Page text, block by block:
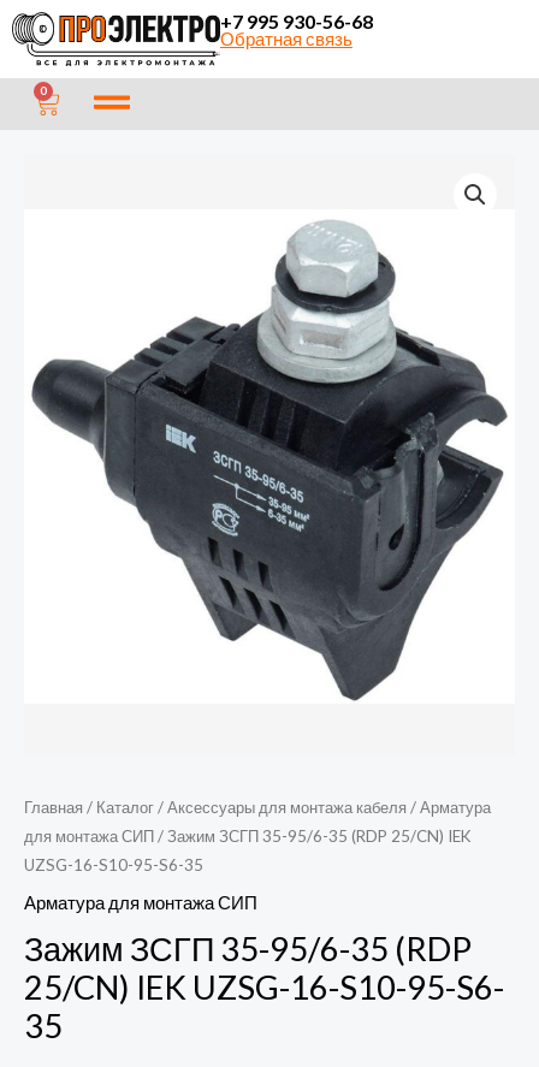
Перейти
содержимому
+7 995 930-56-68
Обратная связь
0 CART
Главная / Каталог/Аксессуары для монтажа кабеля /Арматура
для монтажа СИП/ Зажим ЗСГП 35-95/6-35 (RDP 25/CN) IEK
UZSG-16-S10-95-S6-35
Арматура для монтажа СИП
Зажим ЗСГП 35-95/6-35 (RDP
25/CN) IEK UZSG-16-S10-95-S6-
35